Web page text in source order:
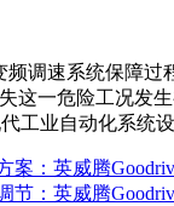
频调速系统保障
这一危险工况发
工业自动化系统
案：英威腾
节：英威腾